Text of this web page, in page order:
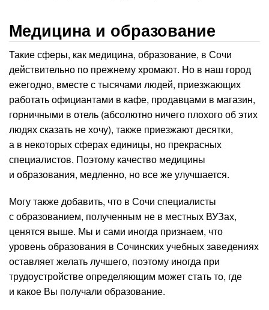
Медицина и образование
Такие сферы, как медицина, образование, в Сочи
действительно по прежнему хромают. Но в наш город
ежегодно, вместе с тысячами людей, приезжающих
работать официантами в кафе, продавцами в магазин,
горничными в отель (абсолютно ничего плохого об этих
людях сказать не хочу), также приезжают десятки,
а в некоторых сферах единицы, но прекрасных
специалистов. Поэтому качество медицины
и образования, медленно, но все же улучшается.
Могу также добавить, что в Сочи специалисты
с образованием, полученным не в местных ВУЗах,
ценятся выше. Мы и сами иногда признаем, что
уровень образования в Сочинских учебных заведениях
оставляет желать лучшего, поэтому иногда при
трудоустройстве определяющим может стать то, где
и какое Вы получали образование.